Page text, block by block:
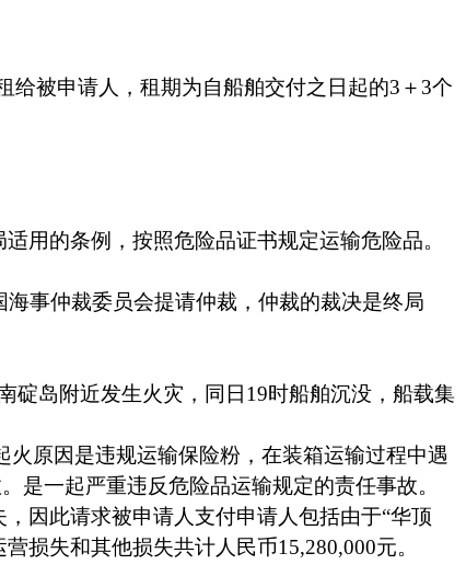
给被申请人，租期为自船舶交付之日起的3 ＋ 3个
用的条例，按照危险品证书规定运输危险品。
事仲裁委员会提请仲裁，仲裁的裁决是终局
碇岛附近发生火灾，同日19时船舶沉没，船载集
原因是违规运输保险粉，在装箱运输过程中遇
是一起严重违反危险品运输规定的责任事故。
因此请求被申请人支付申请人包括由于“华顶
营损失和其他损失共计人民币15,280,000元。